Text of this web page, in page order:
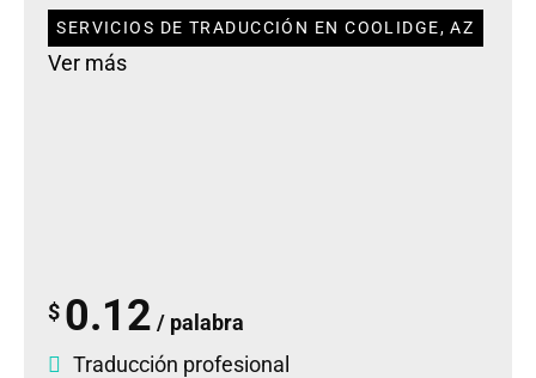
SERVICIOS DE TRADUCCIÓN EN COOLIDGE, AZ
Ver más
$ 0.12 / palabra
Traducción profesional